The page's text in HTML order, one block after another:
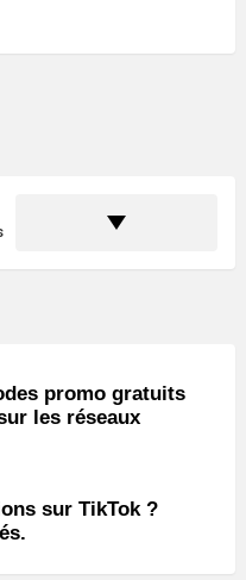
promo gratuits
les réseaux
sur TikTok ?